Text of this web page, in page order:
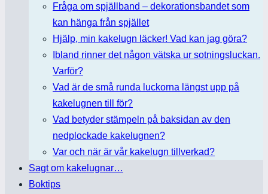
Fråga om spjällband – dekorationsbandet som
kan hänga från spjället
Hjälp, min kakelugn läcker! Vad kan jag göra?
Ibland rinner det någon vätska ur sotningsluckan.
Varför?
Vad är de små runda luckorna längst upp på
kakelugnen till för?
Vad betyder stämpeln på baksidan av den
nedplockade kakelugnen?
Var och när är vår kakelugn tillverkad?
Sagt om kakelugnar…
Boktips